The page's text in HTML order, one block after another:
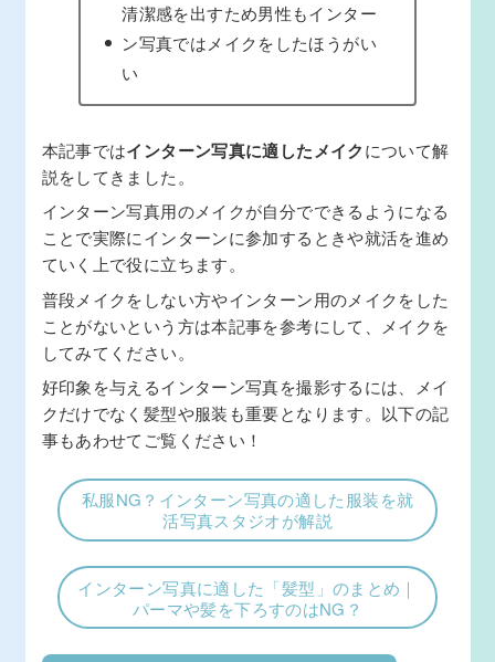
清潔感を出すため男性もインター
ン写真ではメイクをしたほうがい
い
本記事ではインターン写真に適したメイクについて解
説をしてきました。
インターン写真用のメイクが自分でできるようになる
ことで実際にインターンに参加するときや就活を進め
ていく上で役に立ちます。
普段メイクをしない方やインターン用のメイクをした
ことがないという方は本記事を参考にして、メイクを
してみてください。
好印象を与えるインターン写真を撮影するには、メイ
クだけでなく髪型や服装も重要となります。以下の記
事もあわせてご覧ください！
私服NG？インターン写真の適した服装を就
活写真スタジオが解説
インターン写真に適した「髪型」のまとめ｜
パーマや髪を下ろすのはNG？